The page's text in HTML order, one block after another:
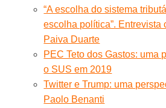
“A escolha do sistema
escolha política”. Entrevista
Paiva Duarte
PEC Teto dos Gastos: uma
o SUS em 2019
Twitter e Trump: uma
Paolo Benanti